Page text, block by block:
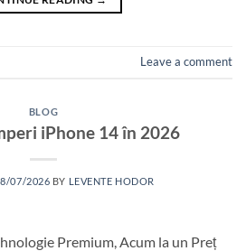
Leave a comment
BLOG
iPhone 14 în 2026
07/2026 BY LEVENTE HODOR
Premium, Acum la un Preț